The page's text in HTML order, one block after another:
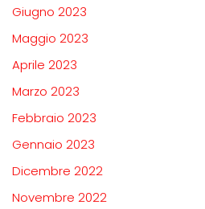
Giugno 2023
Maggio 2023
Aprile 2023
Marzo 2023
Febbraio 2023
Gennaio 2023
Dicembre 2022
Novembre 2022